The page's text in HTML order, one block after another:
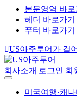
본문영역 바로
헤더 바로가기
푸터 바로가기
US아주투어가 걸
회사소개 로그인 회
미국여행·캐